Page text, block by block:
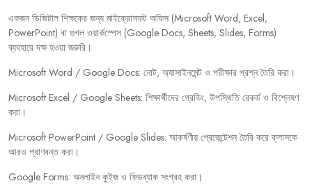
একজন ডিজিটাল শিক্ষকের জন্য মাইক্রোসফট অফিস (Microsoft Word, Excel,
PowerPoint) বা গুগল ওয়ার্কস্পেস (Google Docs, Sheets, Slides, Forms)
ব্যবহারে দক্ষ হওয়া জরুরি।
Microsoft Word / Google Docs: নোট, অ্যাসাইনমেন্ট ও পরীক্ষার প্রশ্ন তৈরি করা।
Microsoft Excel / Google Sheets: শিক্ষার্থীদের গ্রেডিং, উপস্থিতি রেকর্ড ও বিশ্লেষণ
করা।
Microsoft PowerPoint / Google Slides: আকর্ষণীয় প্রেজেন্টেশন তৈরি করে ক্লাসকে
আরও প্রাণবন্ত করা।
Google Forms: অনলাইন কুইজ ও ফিডব্যাক সংগ্রহ করা।